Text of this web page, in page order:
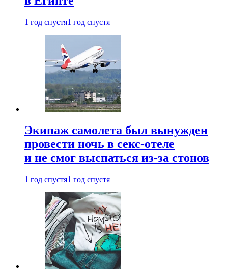
1 год спустя1 год спустя
Экипаж самолета был вынужден
провести ночь в секс-отеле
и не смог выспаться из-за стонов
1 год спустя1 год спустя